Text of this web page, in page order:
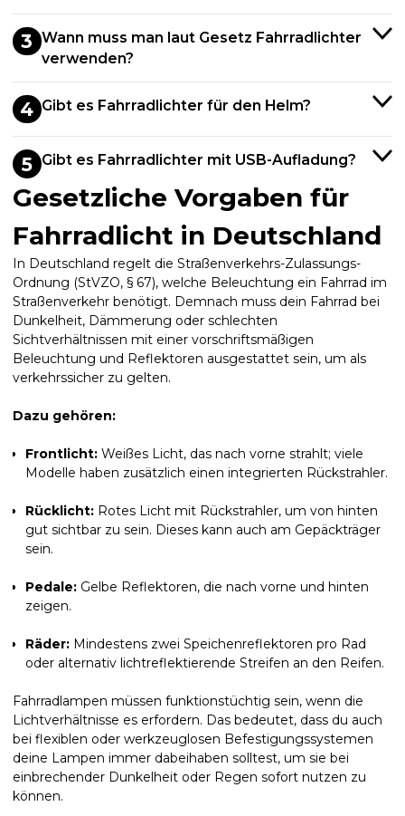
3 Wann muss man laut Gesetz Fahrradlichter
verwenden?
4 Gibt es Fahrradlichter für den Helm?
5 Gibt es Fahrradlichter mit USB-Aufladung?
Gesetzliche Vorgaben für
Fahrradlicht in Deutschland
In Deutschland regelt die Straßenverkehrs-Zulassungs-
Ordnung (StVZO, § 67), welche Beleuchtung ein Fahrrad im
Straßenverkehr benötigt. Demnach muss dein Fahrrad bei
Dunkelheit, Dämmerung oder schlechten
Sichtverhältnissen mit einer vorschriftsmäßigen
Beleuchtung und Reflektoren ausgestattet sein, um als
verkehrssicher zu gelten.
Dazu gehören:
Frontlicht: Weißes Licht, das nach vorne strahlt; viele
Modelle haben zusätzlich einen integrierten Rückstrahler.
Rücklicht: Rotes Licht mit Rückstrahler, um von hinten
gut sichtbar zu sein. Dieses kann auch am Gepäckträger
sein.
Pedale: Gelbe Reflektoren, die nach vorne und hinten
zeigen.
Räder: Mindestens zwei Speichenreflektoren pro Rad
oder alternativ lichtreflektierende Streifen an den Reifen.
Fahrradlampen müssen funktionstüchtig sein, wenn die
Lichtverhältnisse es erfordern. Das bedeutet, dass du auch
bei flexiblen oder werkzeuglosen Befestigungssystemen
deine Lampen immer dabeihaben solltest, um sie bei
einbrechender Dunkelheit oder Regen sofort nutzen zu
können.